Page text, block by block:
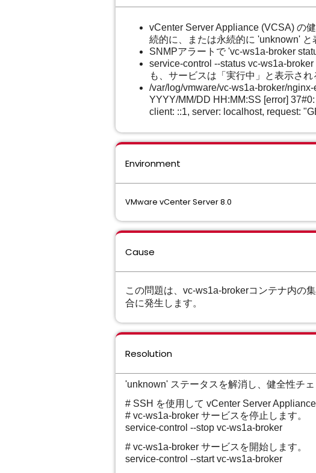
vCenter Server Appliance (VCSA) の
続的に、または永続的に 'unknown' と
SNMPアラートで 'vc-ws1a-broker
service-control --status vc-ws1a-
も、サービスは「実行中」と表示され
/var/log/vmware/vc-ws1a-broker/
YYYY/MM/DD HH:MM:SS [error]
client: ::1, server: localhost, request:
Environment
VMware vCenter Server 8.0
Cause
この問題は、vc-ws1a-brokerコンテナ内の
合に発生します。
Resolution
'unknown' ステータスを解消し、健全性チ
# SSH を使用して vCenter Server
# vc-ws1a-broker サービスを停止します。
service-control --stop vc-ws1a-broker
# vc-ws1a-broker サービスを開始します。
service-control --start vc-ws1a-broker